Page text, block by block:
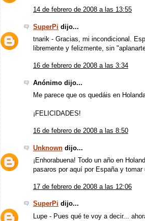
14 de febrero de 2008 a las 13:55
SuperPi dijo...
tnarik - Gracias, mi incondicional.
libremente y felizmente, sin
16 de febrero de 2008 a las 3:34
Anónimo dijo...
Me parece que os quedáis en
¡FELICIDADES!
16 de febrero de 2008 a las 8:50
Unknown dijo...
¡Enhorabuena! Todo un año en
pasaros por aquí por España y
17 de febrero de 2008 a las 12:06
SuperPi dijo...
Lupe - Pues qué te voy a decir...